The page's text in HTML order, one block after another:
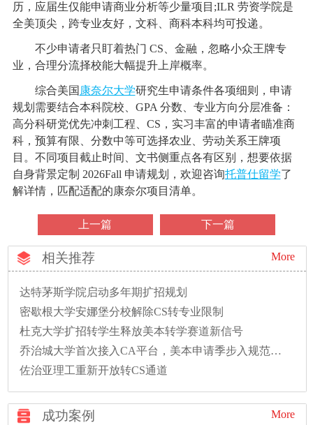
历，应届生仅能申请商业分析等少量项目;ILR 劳资学院是
全美顶尖，跨专业友好，文科、商科本科均可投递。
不少申请者只盯着热门 CS、金融，忽略小众王牌专
业，合理分流择校能大幅提升上岸概率。
综合美国 康奈尔大学研究生申请条件各项细则，申请
规划需要结合本科院校、GPA 分数、专业方向分层准备：
高分科研党优先冲刺工程、CS，实习丰富的申请者瞄准商
科，预算有限、分数中等可选择农业、劳动关系王牌项
目。不同项目截止时间、文书侧重点各有区别，想要依据
自身背景定制 2026Fall 申请规划，欢迎咨询托普仕留学了
解详情，匹配适配的康奈尔项目清单。
上一篇 下一篇
相关推荐 More
达特茅斯学院启动多年期扩招规划
密歇根大学安娜堡分校解除CS转专业限制
杜克大学扩招转学生释放美本转学赛道新信号
乔治城大学首次接入CA平台，美本申请季步入规范新时代
佐治亚理工重新开放转CS通道
成功案例 More